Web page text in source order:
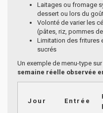
Laitages ou fromage
dessert ou lors du
Volonté de varier les
(pâtes, riz, pommes
Limitation des fritures
sucrés
Un exemple de menu-type
semaine réelle observée
Jour Entrée